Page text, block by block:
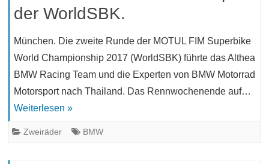
der WorldSBK.
München. Die zweite Runde der MOTUL FIM Superbike
World Championship 2017 (WorldSBK) führte das Althea
BMW Racing Team und die Experten von BMW Motorrad
Motorsport nach Thailand. Das Rennwochenende auf…
Weiterlesen »
Zweiräder BMW